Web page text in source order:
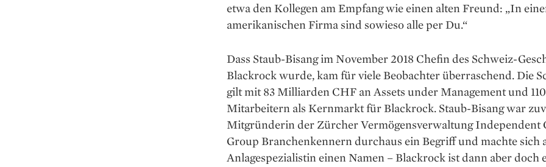
etwa den Kollegen am Empfang wie einen alten Freund: „In
amerikanischen Firma sind sowieso alle per Du.“
Dass Staub-Bisang im November 2018 Chefin des Schweiz-
Blackrock ­wurde, kam für viele Beobachter überraschend. Die
gilt mit 83 Milliarden CHF an Assets under Management und 110
Mitarbeitern als Kernmarkt für Blackrock. Staub-Bisang war
Mitgründerin der Zürcher Vermögensverwaltung Independent
Group Branchenkennern durchaus ein Begriff und machte sich
Anlage­spezialistin einen Namen – Blackrock ist dann aber doch